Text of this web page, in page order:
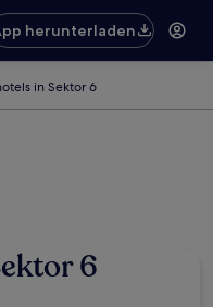
herunterladen
in Sektor 6
6